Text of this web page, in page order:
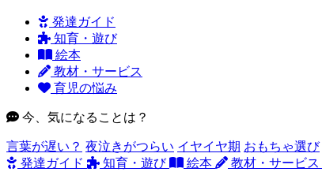
発達ガイド
知育・遊び
絵本
教材・サービス
育児の悩み
今、気になることは？
言葉が遅い？ 夜泣きがつらい イヤイヤ期 おもちゃ選び
発達ガイド
知育・遊び 絵本 教材・サービス